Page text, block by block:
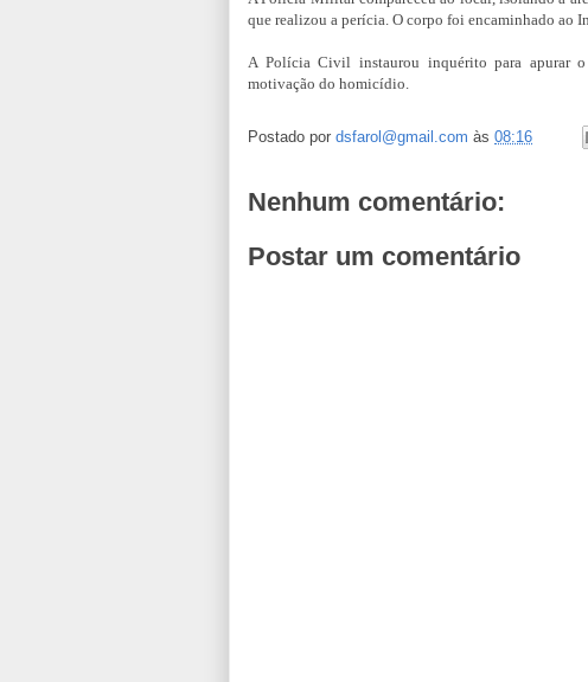
que realizou a perícia. O corpo foi encaminhado ao
A Polícia Civil instaurou inquérito para apurar o
motivação do homicídio.
Postado por dsfarol@gmail.com às 08:16
Nenhum comentário:
Postar um comentário